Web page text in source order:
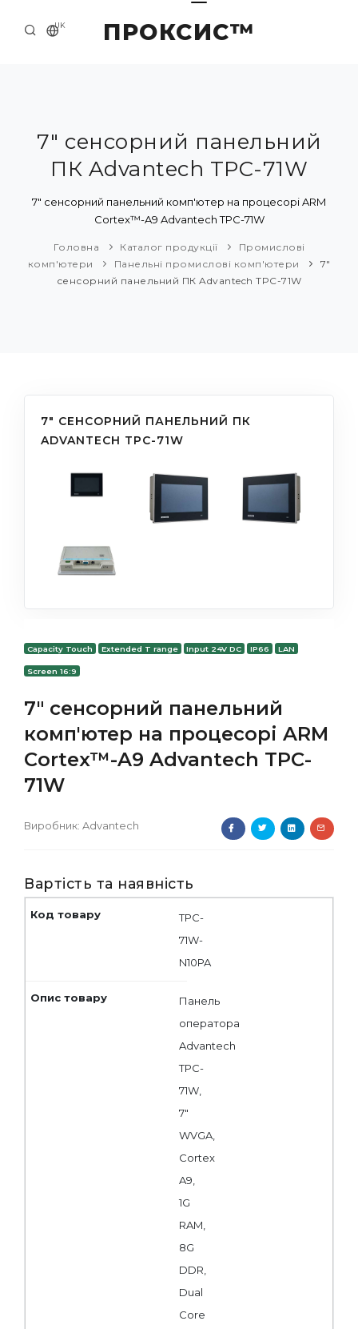
ПРОКСИС™
UK
ПРО НАС
ПРИКЛАДИ ТА РІШЕННЯ
КАТАЛОГ ПРОДУКЦІЇ
7" сенсорний панельний
ПК Advantech TPC-71W
7" сенсорний панельний комп'ютер на процесорі ARM
Cortex™-A9 Advantech TPC-71W
Головна Каталог продукції
Промислові
комп'ютери
Панельні промислові комп'ютери
7"
сенсорний панельний ПК Advantech TPC-71W
7" СЕНСОРНИЙ ПАНЕЛЬНИЙ ПК
ADVANTECH TPC-71W
Capacity Touch Extended T range Input 24V DC IP66 LAN
Screen 16:9
7" сенсорний панельний
комп'ютер на процесорі ARM
Cortex™-A9 Advantech TPC-
71W
Виробник: Advantech
Вартість та наявність
TPC-
71W-
N10PA
Панель
оператора
Advantech
TPC-
71W,
7"
WVGA,
Cortex
A9,
1G
RAM,
8G
DDR,
Dual
Core